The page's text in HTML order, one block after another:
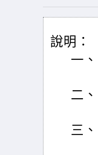
說明：
一、
二、
三、